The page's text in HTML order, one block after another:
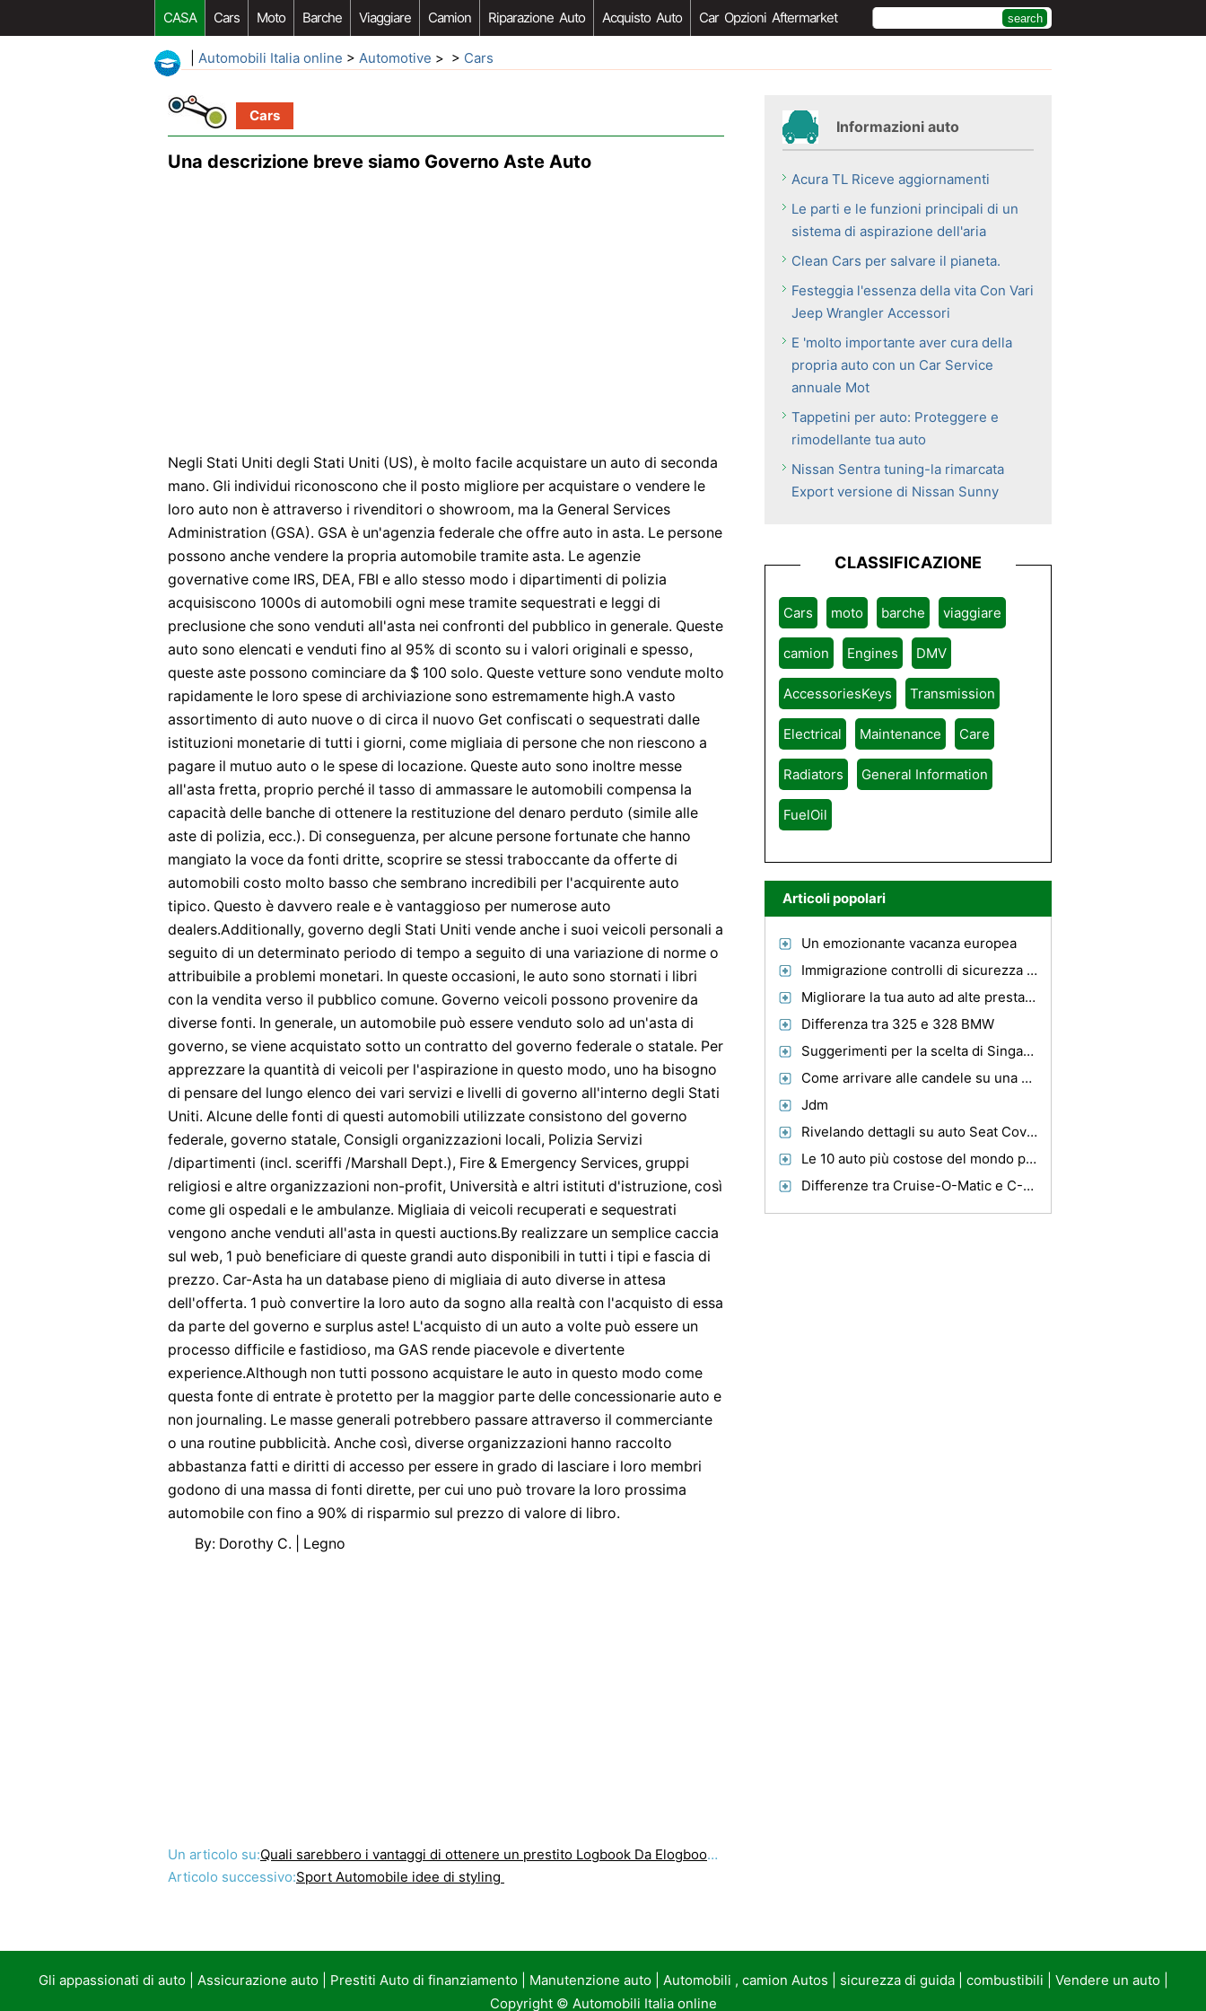
CASA Cars Moto Barche Viaggiare Camion Riparazione Auto Acquisto Auto Car Opzioni Aftermarket
Automobili Italia online > Automotive > > Cars
Cars
Una descrizione breve siamo Governo Aste Auto
Negli Stati Uniti degli Stati Uniti (US), è molto facile acquistare un auto di seconda
mano. Gli individui riconoscono che il posto migliore per acquistare o vendere le
loro auto non è attraverso i rivenditori o showroom, ma la General Services
Administration (GSA). GSA è un'agenzia federale che offre auto in asta. Le persone
possono anche vendere la propria automobile tramite asta. Le agenzie
governative come IRS, DEA, FBI e allo stesso modo i dipartimenti di polizia
acquisiscono 1000s di automobili ogni mese tramite sequestrati e leggi di
preclusione che sono venduti all'asta nei confronti del pubblico in generale. Queste
auto sono elencati e venduti fino al 95% di sconto su i valori originali e spesso,
queste aste possono cominciare da $ 100 solo. Queste vetture sono vendute molto
rapidamente le loro spese di archiviazione sono estremamente high.A vasto
assortimento di auto nuove o di circa il nuovo Get confiscati o sequestrati dalle
istituzioni monetarie di tutti i giorni, come migliaia di persone che non riescono a
pagare il mutuo auto o le spese di locazione. Queste auto sono inoltre messe
all'asta fretta, proprio perché il tasso di ammassare le automobili compensa la
capacità delle banche di ottenere la restituzione del denaro perduto (simile alle
aste di polizia, ecc.). Di conseguenza, per alcune persone fortunate che hanno
mangiato la voce da fonti dritte, scoprire se stessi traboccante da offerte di
automobili costo molto basso che sembrano incredibili per l'acquirente auto
tipico. Questo è davvero reale e è vantaggioso per numerose auto
dealers.Additionally, governo degli Stati Uniti vende anche i suoi veicoli personali a
seguito di un determinato periodo di tempo a seguito di una variazione di norme o
attribuibile a problemi monetari. In queste occasioni, le auto sono stornati i libri
con la vendita verso il pubblico comune. Governo veicoli possono provenire da
diverse fonti. In generale, un automobile può essere venduto solo ad un'asta di
governo, se viene acquistato sotto un contratto del governo federale o statale. Per
apprezzare la quantità di veicoli per l'aspirazione in questo modo, uno ha bisogno
di pensare del lungo elenco dei vari servizi e livelli di governo all'interno degli Stati
Uniti. Alcune delle fonti di questi automobili utilizzate consistono del governo
federale, governo statale, Consigli organizzazioni locali, Polizia Servizi
/dipartimenti (incl. sceriffi /Marshall Dept.), Fire & Emergency Services, gruppi
religiosi e altre organizzazioni non-profit, Università e altri istituti d'istruzione, così
come gli ospedali e le ambulanze. Migliaia di veicoli recuperati e sequestrati
vengono anche venduti all'asta in questi auctions.By realizzare un semplice caccia
sul web, 1 può beneficiare di queste grandi auto disponibili in tutti i tipi e fascia di
prezzo. Car-Asta ha un database pieno di migliaia di auto diverse in attesa
dell'offerta. 1 può convertire la loro auto da sogno alla realtà con l'acquisto di essa
da parte del governo e surplus aste! L'acquisto di un auto a volte può essere un
processo difficile e fastidioso, ma GAS rende piacevole e divertente
experience.Although non tutti possono acquistare le auto in questo modo come
questa fonte di entrate è protetto per la maggior parte delle concessionarie auto e
non journaling. Le masse generali potrebbero passare attraverso il commerciante
o una routine pubblicità. Anche così, diverse organizzazioni hanno raccolto
abbastanza fatti e diritti di accesso per essere in grado di lasciare i loro membri
godono di una massa di fonti dirette, per cui uno può trovare la loro prossima
automobile con fino a 90% di risparmio sul prezzo di valore di libro.
By: Dorothy C. | Legno
Un articolo su:Quali sarebbero i vantaggi di ottenere un prestito Logbook Da Elogbookloans?
Articolo successivo:Sport Automobile idee di styling
Informazioni auto
Acura TL Riceve aggiornamenti
Le parti e le funzioni principali di un
sistema di aspirazione dell'aria
Clean Cars per salvare il pianeta.
Festeggia l'essenza della vita Con Vari
Jeep Wrangler Accessori
E 'molto importante aver cura della
propria auto con un Car Service
annuale Mot
Tappetini per auto: Proteggere e
rimodellante tua auto
Nissan Sentra tuning-la rimarcata
Export versione di Nissan Sunny
CLASSIFICAZIONE
Cars moto barche viaggiare
camion Engines DMV
AccessoriesKeys Transmission
Electrical Maintenance Care
Radiators General Information
FuelOil
Articoli popolari
Un emozionante vacanza europea
Immigrazione controlli di sicurezza Verifiche-Perché e come funziona il processo
Migliorare la tua auto ad alte prestazioni con sistemi di aspirazione
Differenza tra 325 e 328 BMW
Suggerimenti per la scelta di Singapore Hotel
Come arrivare alle candele su una Ford Taurus
Jdm
Rivelando dettagli su auto Seat Covers
Le 10 auto più costose del mondo parte 1
Differenze tra Cruise-O-Matic e C-4 Automatic Transmission
Gli appassionati di auto| Assicurazione auto| Prestiti Auto di finanziamento| Manutenzione auto| Automobili , camion Autos sicurezza di guida| combustibili Vendere un auto|
Copyright © Automobili Italia online